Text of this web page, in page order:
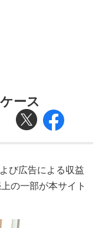
ース
び広告による収益
の一部が本サイト